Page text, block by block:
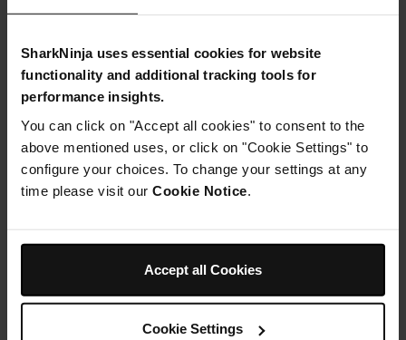
SharkNinja uses essential cookies for website
functionality and additional tracking tools for
performance insights.
You can click on "Accept all cookies" to consent to the
above mentioned uses, or click on "Cookie Settings" to
configure your choices. To change your settings at any
time please visit our Cookie Notice
Accept all Cookies
Cookie Settings
Casserole Ninja Foodi ZEROSTICK;Thermomètre
Instructions
Étape 1
sachet de thé contenant le Génépi séché et laisser
Battreles jaunes d'œufs et le sucre dans un bol moyen